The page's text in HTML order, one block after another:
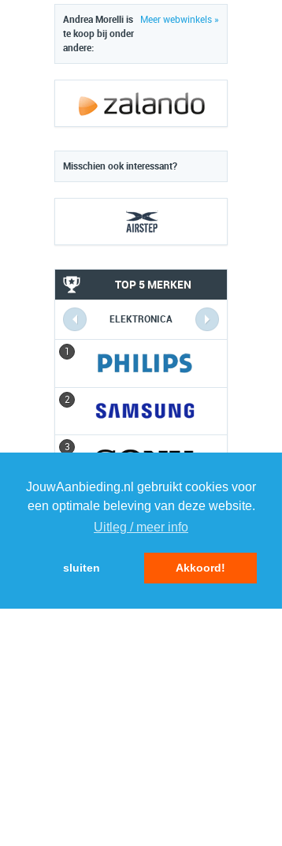
JouwAanbieding.nl gebruikt cookies voor
een optimale beleving van deze website.
Uitleg / meer info
sluiten Akkoord!
Meer webwinkels »
Andrea Morelli is
te koop bij onder
andere:
Misschien ook interessant?
TOP 5 MERKEN
ELEKTRONICA
1
2
3
4 4